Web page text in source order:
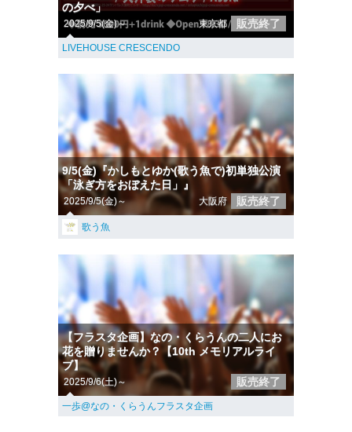
の夕べ」
2025/9/5(金)～ 東京都 販売終了
LIVEHOUSE CRESCENDO
9/5(金)『かしもとゆか(歌う魚で)初単独公演
「泳ぎ方をおぼえた日」』
2025/9/5(金)～ 大阪府 販売終了
歌う魚
【フラスタ企画】なの・くらうんの二人にお
花を贈りませんか？【10th メモリアルライ
ブ】
2025/9/6(土)～ 販売終了
一歩@なの・くらうんフラスタ企画